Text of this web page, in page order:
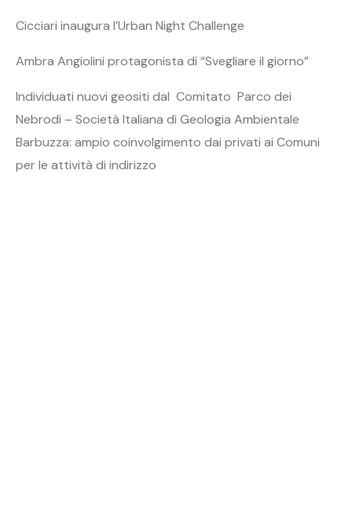
Cicciari inaugura l’Urban Night Challenge
Ambra Angiolini protagonista di “Svegliare il giorno”
Individuati nuovi geositi dal Comitato Parco dei
Nebrodi – Società Italiana di Geologia Ambientale
Barbuzza: ampio coinvolgimento dai privati ai Comuni
per le attività di indirizzo